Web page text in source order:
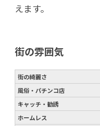
えます。
街の雰囲気
街の綺麗さ
風俗・パチンコ店
キャッチ・勧誘
ホームレス